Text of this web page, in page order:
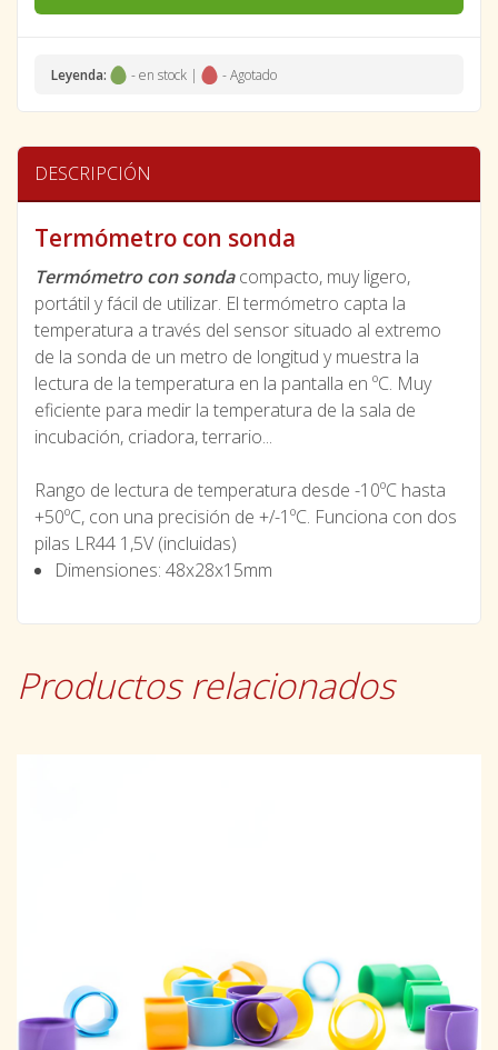
Leyenda: - en stock | - Agotado
DESCRIPCIÓN
Termómetro con sonda
Termómetro con sondacompacto, muy ligero,
portátil y fácil de utilizar. El termómetro capta la
temperatura a través del sensor situado al extremo
de la sonda de un metro de longitud y muestra la
lectura de la temperatura en la pantalla en ºC. Muy
eficiente para medir la temperatura de la sala de
incubación, criadora, terrario...
Rango de lectura de temperatura desde -10ºC hasta
+50ºC, con una precisión de +/-1ºC. Funciona con dos
pilas LR44 1,5V (incluidas)
Dimensiones: 48x28x15mm
Productos relacionados